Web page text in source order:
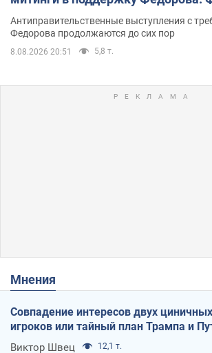
Антиправительственные выступления с
Федорова продолжаются до сих пор
8.08.2026 20:51 5,8 т.
Мнения
Совпадение интересов двух циничных
игроков или тайный план Трампа и
Виктор Швец 12,1 т.